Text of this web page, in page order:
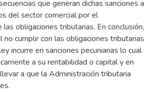
que generan dichas sanciones a
del sector comercial por el
obligaciones tributarias. En conclusión,
cumplir con las obligaciones tributarias
incurre en sanciones pecuniarias lo cual
a su rentabilidad o capital y en
a que la Administración tributaria